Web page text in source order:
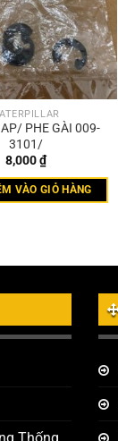
PHE GÀI 009-
3101/
8,000₫
VÀO GIỎ HÀNG